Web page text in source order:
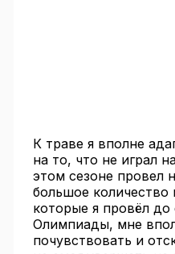
К траве я вполне
на то, что не играл
этом сезоне провел
большое
которые я провёл до
Олимпиады, мне
почувствовать и